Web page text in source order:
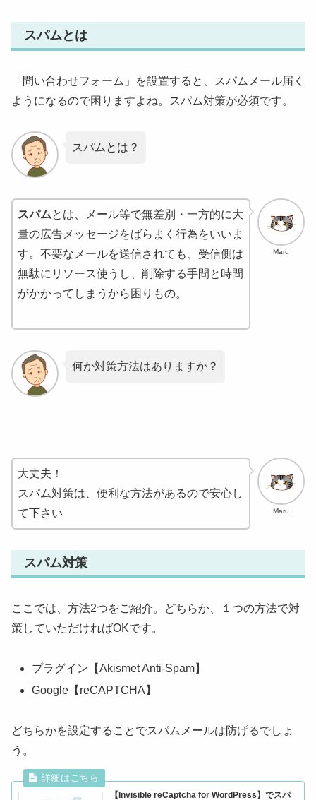
スパムとは
「問い合わせフォーム」を設置すると、スパムメール届く
ようになるので困りますよね。スパム対策が必須です。
スパムとは？
Maru
スパムとは、メール等で無差別・一方的に大
量の広告メッセージをばらまく行為をいいま
す。不要なメールを送信されても、受信側は
無駄にリソース使うし、削除する手間と時間
がかかってしまうから困りもの。
何か対策方法はありますか？
Maru
大丈夫！
スパム対策は、便利な方法があるので安心し
て下さい
スパム対策
ここでは、方法2つをご紹介。どちらか、１つの方法で対
策していただければOKです。
プラグイン【Akismet Anti-Spam】
Google【reCAPTCHA】
どちらかを設定することでスパムメールは防げるでしょ
う。
【Invisible reCaptcha for WordPress】でスパ